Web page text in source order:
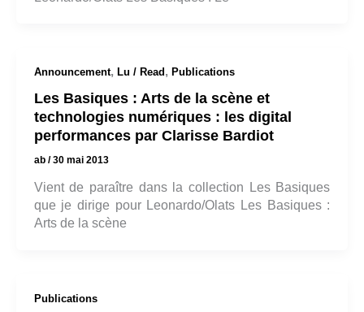
Announcement, Lu / Read , Publications
Les Basiques : Arts de la scène et
technologies numériques : les digital
performances par Clarisse Bardiot
ab /30 mai 2013
Vient de paraître dans la collection Les Basiques
que je dirige pour Leonardo/Olats Les Basiques :
Arts de la scène
Publications